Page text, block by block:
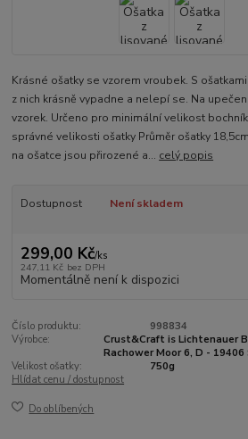
Krásné ošatky se vzorem vroubek. S
z nich krásně vypadne a nelepí se. Na
vzorek. Určeno pro minimální velikost
správné velikosti ošatky Průměr ošatky
na ošatce jsou přirozené a... celý popis
Dostupnost Není skladem
299,00 Kč/ks
247,11 Kč bez DPH
Momentálně není k dispozici
Číslo produktu:
998834
Výrobce:
Crust&Craft is Lichtenauer
Rachower Moor 6, D -
Velikost ošatky:
750g
Hlídat cenu / dostupnost
Do oblíbených